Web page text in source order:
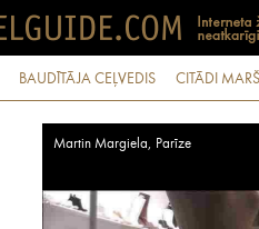
BAUDĪTĀJA CEĻVEDIS CITĀDI
Martin Margiela, Parīze